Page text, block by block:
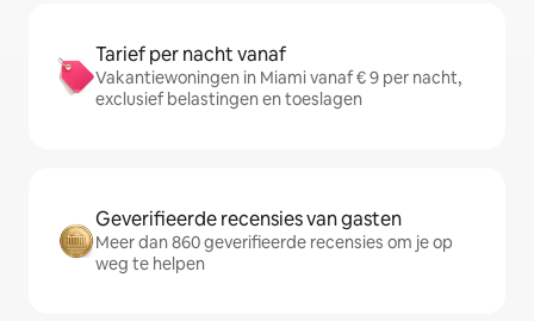
Tarief per nacht vanaf
Vakantiewoningen in Miami vanaf € 9 per nacht,
exclusief belastingen en toeslagen
Geverifieerde recensies van gasten
Meer dan 860 geverifieerde recensies om je op
weg te helpen